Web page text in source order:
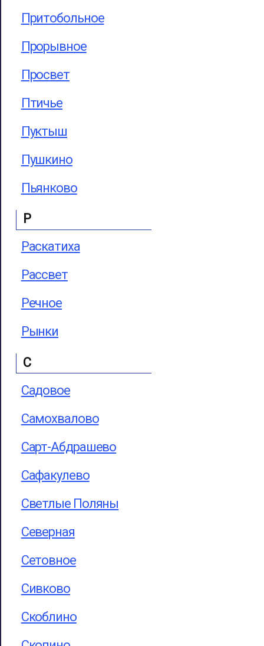
Притобольное
Прорывное
Просвет
Птичье
Пуктыш
Пушкино
Пьянково
Р
Раскатиха
Рассвет
Речное
Рынки
С
Садовое
Самохвалово
Сарт-Абдрашево
Сафакулево
Светлые Поляны
Северная
Сетовное
Сивково
Скоблино